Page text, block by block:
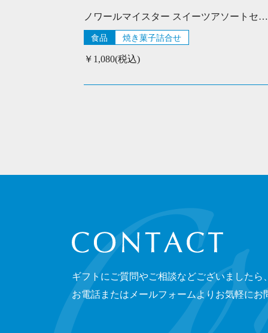
ノワールマイスター スイーツアソートセットF
食品 焼き菓子詰合せ
￥1,080(税込)
CONTACT
ギフトにご質問やご相談などございましたら
お電話またはメールフォームよりお気軽にお